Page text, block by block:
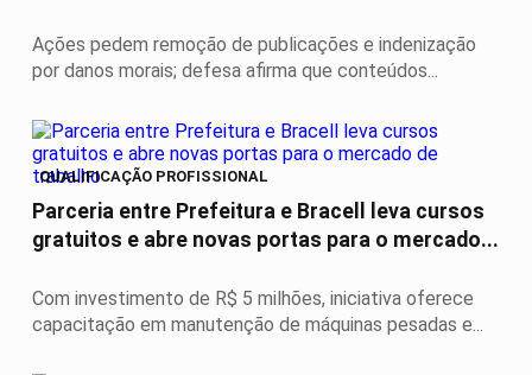
Ações pedem remoção de publicações e indenização
por danos morais; defesa afirma que conteúdos...
QUALIFICAÇÃO PROFISSIONAL
Parceria entre Prefeitura e Bracell leva cursos
gratuitos e abre novas portas para o mercado...
Com investimento de R$ 5 milhões, iniciativa oferece
capacitação em manutenção de máquinas pesadas e...